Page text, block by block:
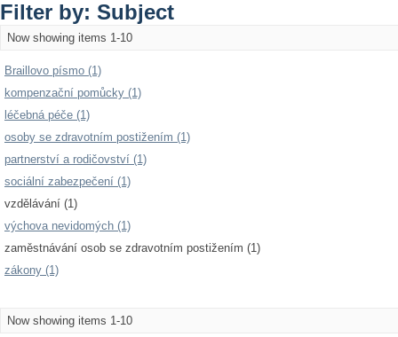
Filter by: Subject
Now showing items 1-10
Braillovo písmo (1)
kompenzační pomůcky (1)
léčebná péče (1)
osoby se zdravotním postižením (1)
partnerství a rodičovství (1)
sociální zabezpečení (1)
vzdělávání (1)
výchova nevidomých (1)
zaměstnávání osob se zdravotním postižením (1)
zákony (1)
Now showing items 1-10